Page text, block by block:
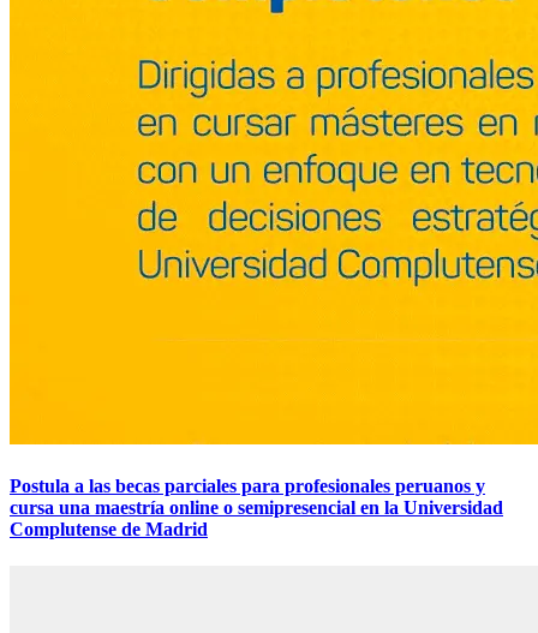
Postula a las becas parciales para profesionales peruanos y
cursa una maestría online o semipresencial en la Universidad
Complutense de Madrid